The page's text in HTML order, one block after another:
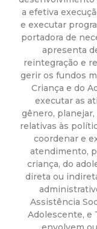
e
i
t
u
r
a
M
u
a efetiva
e executar
portadora de
apresenta
reintegração e
gerir os fundos
Criança e do
executar as
gênero,
relativas às
coordenar e
atendimento,
criança, do
direta ou
Assistência
Adolescente, e